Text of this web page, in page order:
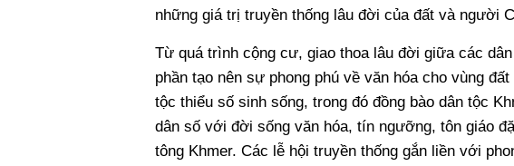
những giá trị truyền thống lâu đời của đất và người
Từ quá trình cộng cư, giao thoa lâu đời giữa các
phần tạo nên sự phong phú về văn hóa cho vùng
tộc thiểu số sinh sống, trong đó đồng bào dân tộc
dân số với đời sống văn hóa, tín ngưỡng, tôn giáo
tông Khmer. Các lễ hội truyền thống gắn liền với